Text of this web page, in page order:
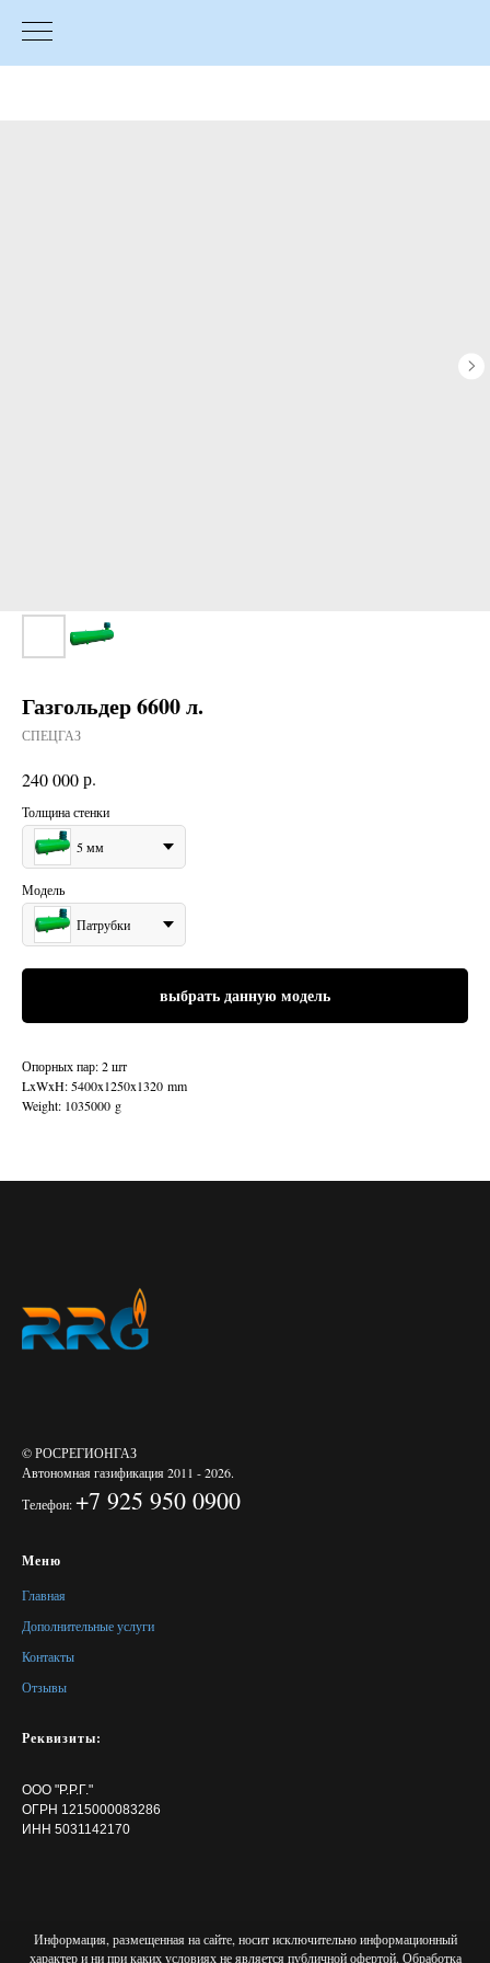
Газгольдер 6600 л.
СПЕЦГАЗ
240 000р.
Толщина стенки
5 мм
Модель
Патрубки
выбрать данную модель
Опорных пар: 2 шт
LxWxH: 5400x1250x1320 mm
Weight: 1035000 g
© РОСРЕГИОНГАЗ
Автономная газификация 2011 - 2026.
Телефон:+7 925 950 0900
Меню
Главная
Дополнительные услуги
Контакты
Отзывы
Реквизиты:
ООО "Р.Р.Г."
ОГРН 1215000083286
ИНН 5031142170
Информация, размещенная на сайте, носит исключительно информационный
характер и ни при каких условиях не является публичной офертой. Обработка